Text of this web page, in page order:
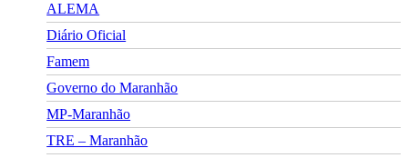
ALEMA
Diário Oficial
Famem
Governo do Maranhão
MP-Maranhão
TRE – Maranhão